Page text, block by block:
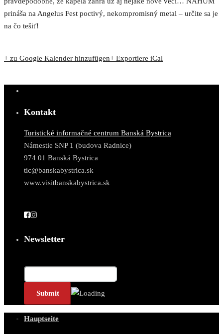
prináša na Angelus Fest poctivý, nekompromisný metal – určite sa je
na čo tešiť!
+ zu Google Kalender hinzufügen+ Exportiere iCal
Kontakt
Turistické informačné centrum Banská Bystrica
Námestie SNP 1 (budova Radnice)
974 01 Banská Bystrica
tic@banskabystrica.sk
www.visitbanskabystrica.sk
Newsletter
Hauptseite